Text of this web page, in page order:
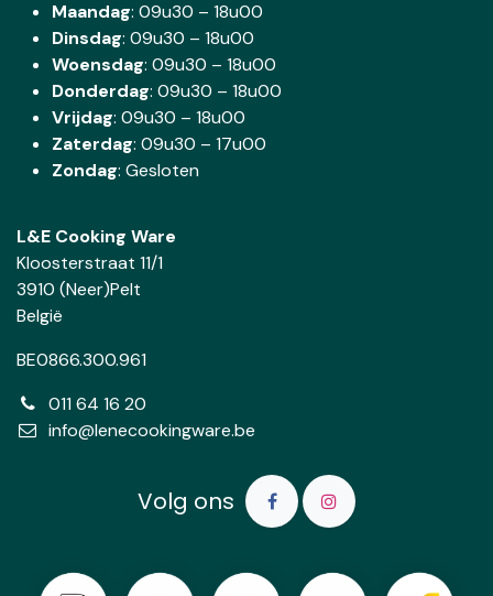
Maandag: 09u30 – 18u00
Dinsdag: 09u30 – 18u00
Woensdag: 09u30 – 18u00
Donderdag: 09u30 – 18u00
Vrijdag: 09u30 – 18u00
Zaterdag: 09u30 – 17u00
Zondag: Gesloten
L&E Cooking Ware
Kloosterstraat 11/1
3910 (Neer)Pelt
België
BE0866.300.961
011 64 16 20
info@lenecookingware.be
Volg ons